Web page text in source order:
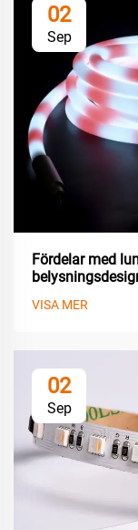
02
Sep
Fördelar med
VISA MER
02
Sep